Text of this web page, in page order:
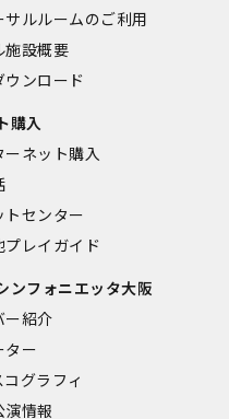
サルルームのご利用
施設概要
ウンロード
購入
ーネット購入
トセンター
プレイガイド
ンフォニエッタ大阪
ー紹介
ター
コグラフィ
演情報